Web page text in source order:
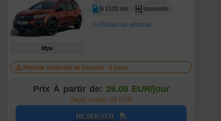
Mpv
6 l/100 km
manuelle
[+] Détails du véhicule
Période minimale de location : 2 jours
Prix À partir de: 26.00 EUR/jour
Dépôt requis: 50 EUR
RÉSERVER